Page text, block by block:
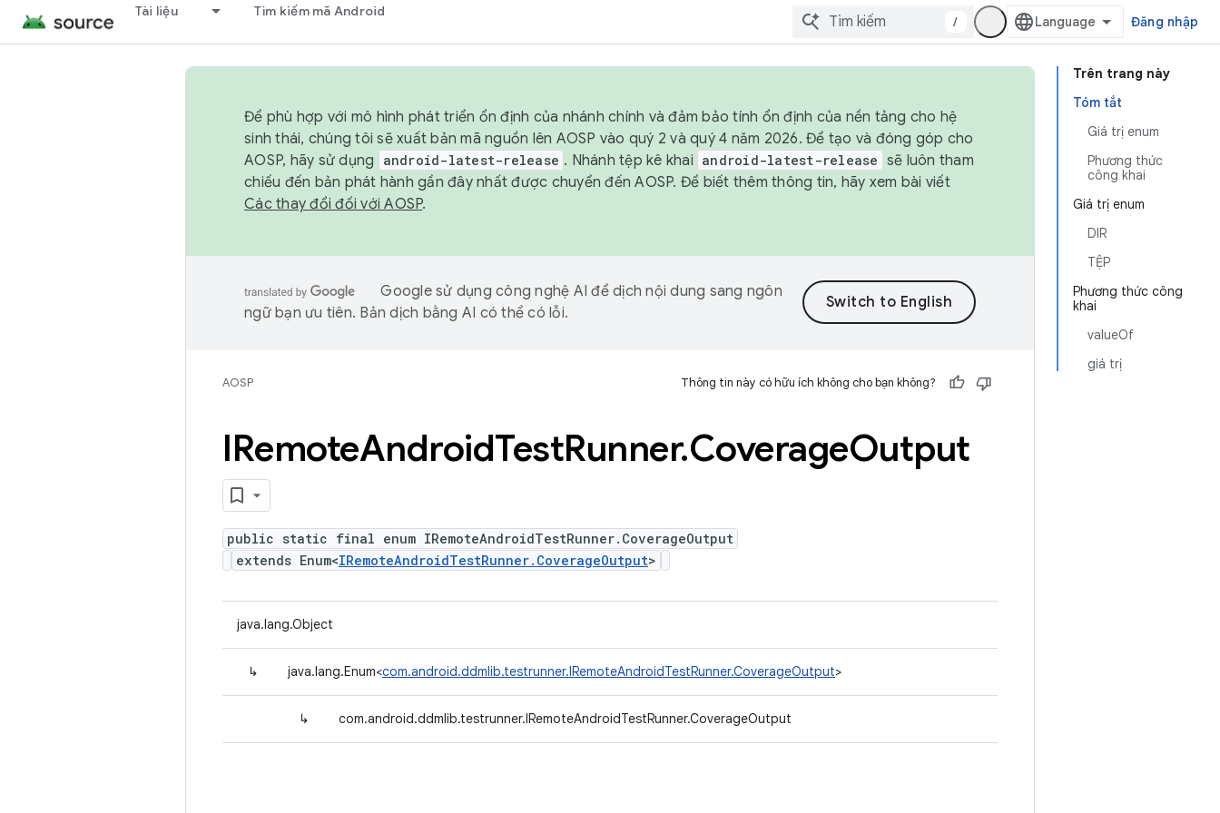
Tài liệu Tìm kiếm mã Android
/ Đăng nhập
Trên trang này
Tóm tắt
Giá trị enum
Phương thức
công khai
Giá trị enum
DIR
TỆP
Phương thức công
khai
valueOf
giá trị
Để phù hợp với mô hình phát triển ổn định của nhánh chính và đảm bảo tính ổn định của nền tảng cho hệ
sinh thái, chúng tôi sẽ xuất bản mã nguồn lên AOSP vào quý 2 và quý 4 năm 2026. Để tạo và đóng góp cho
AOSP, hãy sử dụng
android-latest-release . Nhánh tệp kê khai android-latest-release sẽ luôn tham
chiếu đến bản phát hành gần đây nhất được chuyển đến AOSP. Để biết thêm thông tin, hãy xem bài viết
Các thay đổi đối với AOSP.
Google sử dụng công nghệ AI để dịch nội dung sang ngôn
ngữ bạn ưu tiên. Bản dịch bằng AI có thể có lỗi.
AOSP Thông tin này có hữu ích không cho bạn không?
IRemoteAndroidTestRunner.CoverageOutput
public static final enum IRemoteAndroidTestRunner.CoverageOutput
extends Enum<IRemoteAndroidTestRunner.CoverageOutput>
java.lang.Object
↳ java.lang.Enum<com.android.ddmlib.testrunner.IRemoteAndroidTestRunner.CoverageOutput>
↳ com.android.ddmlib.testrunner.IRemoteAndroidTestRunner.CoverageOutput